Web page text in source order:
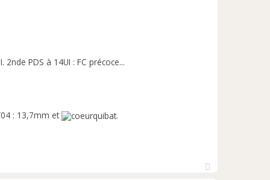
PDS à 14UI : FC précoce...
: 13,7mm et
.